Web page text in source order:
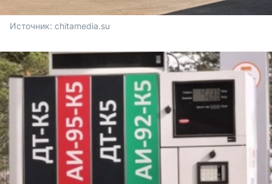
Источник: chitamedia.su